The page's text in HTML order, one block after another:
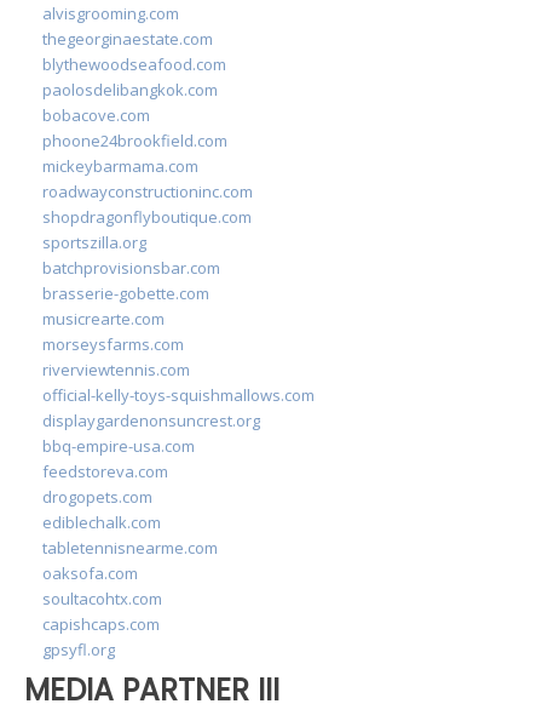
alvisgrooming.com
thegeorginaestate.com
blythewoodseafood.com
paolosdelibangkok.com
bobacove.com
phoone24brookfield.com
mickeybarmama.com
roadwayconstructioninc.com
shopdragonflyboutique.com
sportszilla.org
batchprovisionsbar.com
brasserie-gobette.com
musicrearte.com
morseysfarms.com
riverviewtennis.com
official-kelly-toys-squishmallows.com
displaygardenonsuncrest.org
bbq-empire-usa.com
feedstoreva.com
drogopets.com
ediblechalk.com
tabletennisnearme.com
oaksofa.com
soultacohtx.com
capishcaps.com
gpsyfl.org
MEDIA PARTNER III